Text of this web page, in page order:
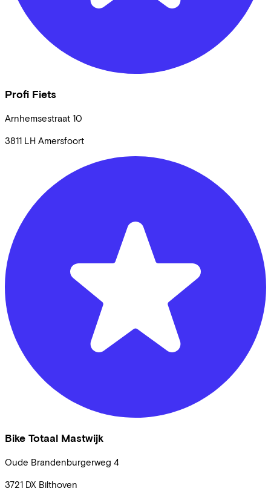
Profi Fiets
Arnhemsestraat 10
3811 LH Amersfoort
Bike Totaal Mastwijk
Oude Brandenburgerweg 4
3721 DX Bilthoven